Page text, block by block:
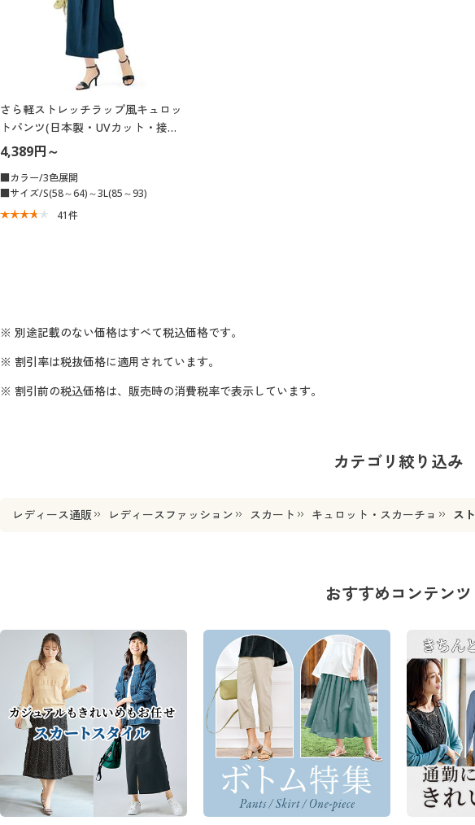
さら軽ストレッチラップ風キュロッ
トパンツ(日本製・UVカット・接触
冷感・吸汗速乾・シワになりにく
い・節電対策)
4,389円～
■カラー/3色展開
■サイズ/S(58～64)～3L(85～93)
41件
※ 別途記載のない価格はすべて税込価格です。
※ 割引率は税抜価格に適用されています。
※ 割引前の税込価格は、販売時の消費税率で表示しています。
カテゴリ絞り込み
レディース通販 レディースファッション スカート キュロット・スカーチョ ス
おすすめコンテンツ